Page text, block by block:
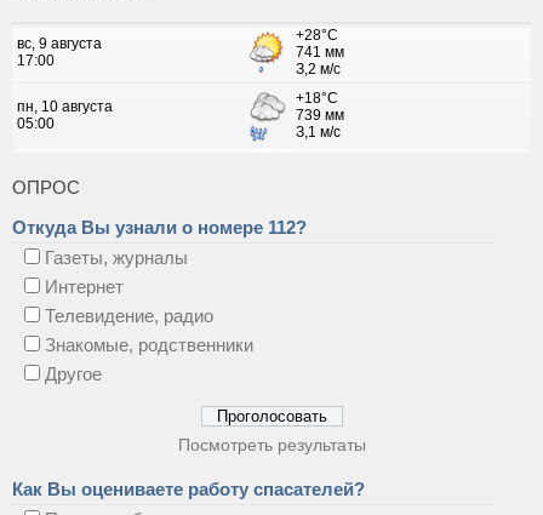
ОПРОС
Откуда Вы узнали о номере 112?
Газеты, журналы
Интернет
Телевидение, радио
Знакомые, родственники
Другое
Посмотреть результаты
Как Вы оцениваете работу спасателей?